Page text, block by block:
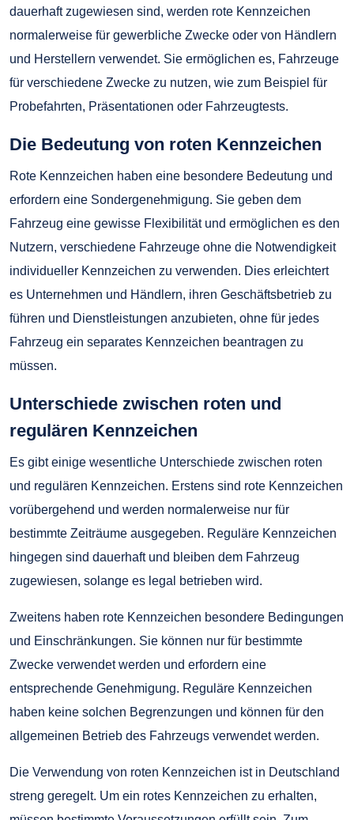
dauerhaft zugewiesen sind, werden rote Kennzeichen
normalerweise für gewerbliche Zwecke oder von Händlern
und Herstellern verwendet. Sie ermöglichen es, Fahrzeuge
für verschiedene Zwecke zu nutzen, wie zum Beispiel für
Probefahrten, Präsentationen oder Fahrzeugtests.
Die Bedeutung von roten Kennzeichen
Rote Kennzeichen haben eine besondere Bedeutung und
erfordern eine Sondergenehmigung. Sie geben dem
Fahrzeug eine gewisse Flexibilität und ermöglichen es den
Nutzern, verschiedene Fahrzeuge ohne die Notwendigkeit
individueller Kennzeichen zu verwenden. Dies erleichtert
es Unternehmen und Händlern, ihren Geschäftsbetrieb zu
führen und Dienstleistungen anzubieten, ohne für jedes
Fahrzeug ein separates Kennzeichen beantragen zu
müssen.
Unterschiede zwischen roten und
regulären Kennzeichen
Es gibt einige wesentliche Unterschiede zwischen roten
und regulären Kennzeichen. Erstens sind rote Kennzeichen
vorübergehend und werden normalerweise nur für
bestimmte Zeiträume ausgegeben. Reguläre Kennzeichen
hingegen sind dauerhaft und bleiben dem Fahrzeug
zugewiesen, solange es legal betrieben wird.
Zweitens haben rote Kennzeichen besondere Bedingungen
und Einschränkungen. Sie können nur für bestimmte
Zwecke verwendet werden und erfordern eine
entsprechende Genehmigung. Reguläre Kennzeichen
haben keine solchen Begrenzungen und können für den
allgemeinen Betrieb des Fahrzeugs verwendet werden.
Die Verwendung von roten Kennzeichen ist in Deutschland
streng geregelt. Um ein rotes Kennzeichen zu erhalten,